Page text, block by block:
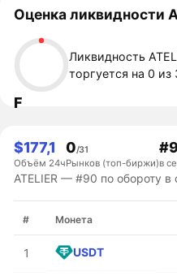
Оценка ликвидности
F
Ликвидность
торгуется на 0
$177,1
Объём 24ч
0/31
Рынков (топ-биржи)в
ATELIER — #90 по обороту в
# Монета
1 USDT